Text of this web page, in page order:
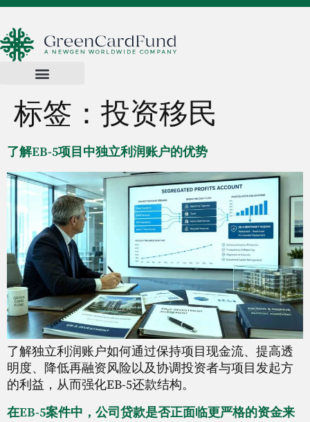
标签： 投资移民
了解EB-5项目中独立利润账户的优势
了解独立利润账户如何通过保持项目现金流、提高透
明度、降低再融资风险以及协调投资者与项目发起方
的利益，从而强化EB-5还款结构。
在EB-5案件中，公司贷款是否正面临更严格的资金来